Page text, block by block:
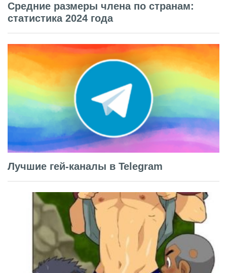
Средние размеры члена по странам:
статистика 2024 года
Лучшие гей-каналы в Telegram